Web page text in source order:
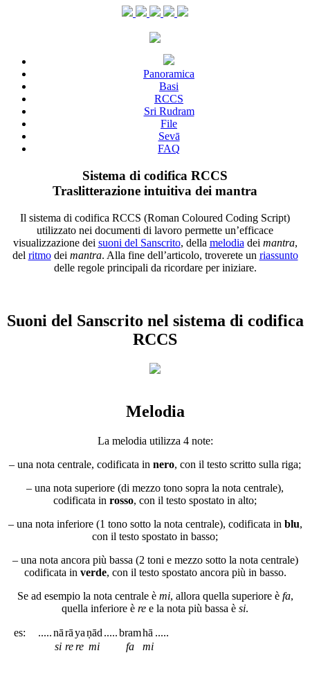
Panoramica
Basi
RCCS
Sri Rudram
File
Sevā
FAQ
Sistema di codifica RCCS
Traslitterazione intuitiva dei mantra
Il sistema di codifica RCCS (Roman Coloured Coding Script)
utilizzato nei documenti di lavoro permette un’efficace
visualizzazione dei suoni del Sanscrito, della melodia dei mantra,
del ritmodei mantra. Alla fine dell’articolo, troverete un riassunto
delle regole principali da ricordare per iniziare.
Suoni del Sanscrito nel sistema di codifica
RCCS
Melodia
La melodia utilizza 4 note:
– una nota centrale, codificata in nero, con il testo scritto sulla riga;
– una nota superiore (di mezzo tono sopra la nota centrale),
codificata in rosso, con il testo spostato in alto;
– una nota inferiore (1 tono sotto la nota centrale), codificata in blu,
con il testo spostato in basso;
– una nota ancora più bassa (2 toni e mezzo sotto la nota centrale)
codificata in verde, con il testo spostato ancora più in basso.
Se ad esempio la nota centrale è mi, allora quella superiore è fa,
quella inferiore è re e la nota più bassa è si.
es: .....nārāyaṇād .....bramhā .....
si re re mi fa mi